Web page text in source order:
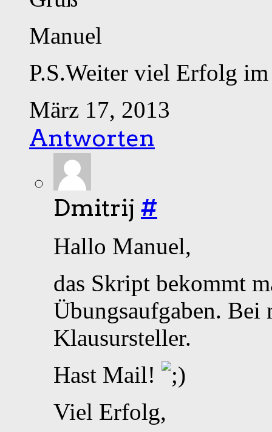
Manuel
P.S.Weiter viel Erfolg
März 17, 2013
Antworten
Dmitrij #
Hallo Manuel,
das Skript bekommt
Übungsaufgaben.
Klausursteller.
Hast Mail!
Viel Erfolg,